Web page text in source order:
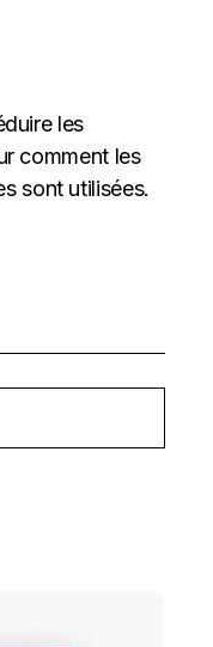
les
comment les
sont utilisées.